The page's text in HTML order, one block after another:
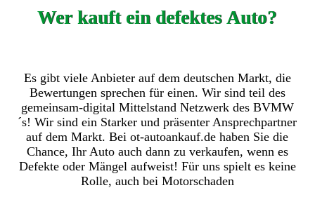
Wer kauft ein defektes Auto?
Es gibt viele Anbieter auf dem deutschen Markt, die
Bewertungen sprechen für einen. Wir sind teil des
gemeinsam-digital Mittelstand Netzwerk des BVMW
´s! Wir sind ein Starker und präsenter Ansprechpartner
auf dem Markt. Bei ot-autoankauf.de haben Sie die
Chance, Ihr Auto auch dann zu verkaufen, wenn es
Defekte oder Mängel aufweist! Für uns spielt es keine
Rolle, auch bei Motorschaden